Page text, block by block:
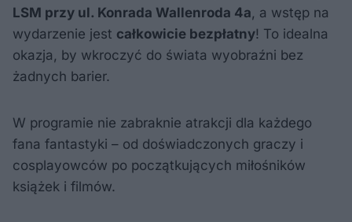
LSM przy ul. Konrada Wallenroda 4a , a wstęp na
wydarzenie jest całkowicie bezpłatny! To idealna
okazja, by wkroczyć do świata wyobraźni bez
żadnych barier.
W programie nie zabraknie atrakcji dla każdego
fana fantastyki – od doświadczonych graczy i
cosplayowców po początkujących miłośników
książek i filmów.